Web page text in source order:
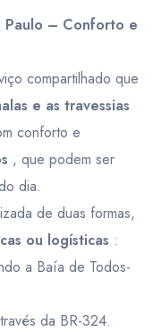
Paulo – Conforto e
compartilhado que
e as travessias
conforto e
, que podem ser
dia.
de duas formas,
ou logísticas :
a Baía de Todos-
da BR-324.